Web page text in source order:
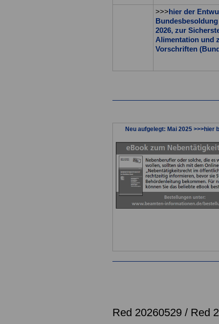
>>>hier der
2026, zur
Alimentation und
Vorschriften
Neu aufgelegt: Mai 2025 >>>hier
Red 20260529 / Red